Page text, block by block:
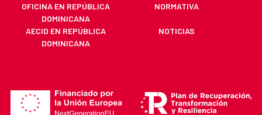
OFICINA EN REPÚBLICA
DOMINICANA
NORMATIVA
AECID EN REPÚBLICA
DOMINICANA
NOTICIAS